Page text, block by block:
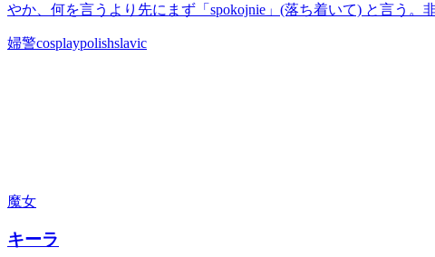
やか、何を言うより先にまず「spokojnie」(落ち着いて) と言う
婦警cosplaypolishslavic
魔女
キーラ